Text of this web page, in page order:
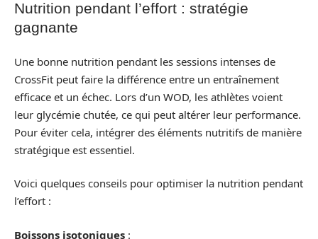
Nutrition pendant l’effort : stratégie
gagnante
Une bonne nutrition pendant les sessions intenses de
CrossFit peut faire la différence entre un entraînement
efficace et un échec. Lors d’un WOD, les athlètes voient
leur glycémie chutée, ce qui peut altérer leur performance.
Pour éviter cela, intégrer des éléments nutritifs de manière
stratégique est essentiel.
Voici quelques conseils pour optimiser la nutrition pendant
l’effort :
Boissons isotoniques :